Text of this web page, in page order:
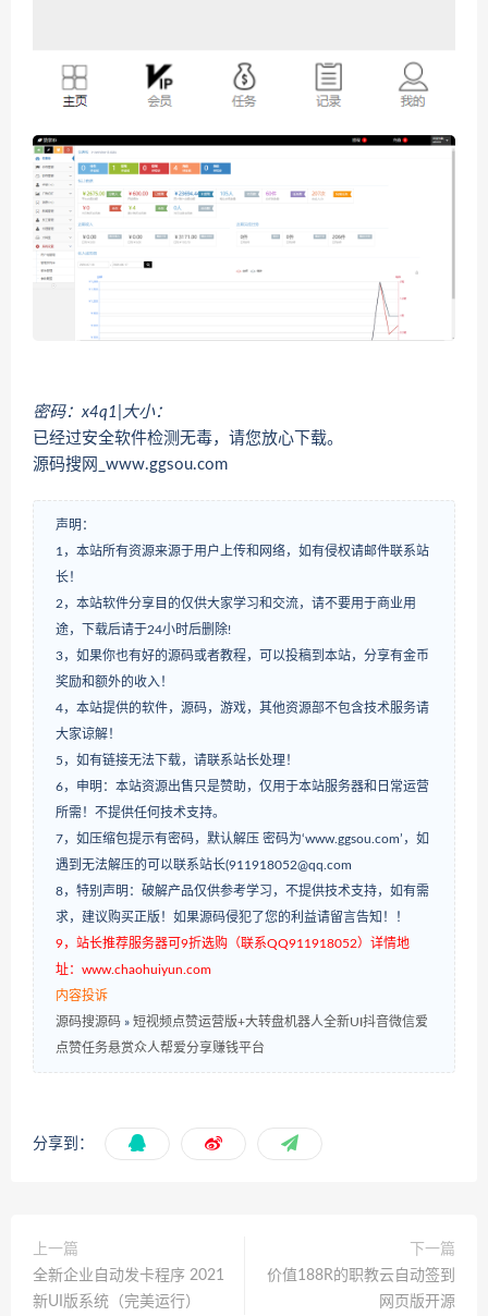
密码：x4q1 大小：
已经过安全软件检测无毒，请您放心下载。
源码搜网_www.ggsou.com
声明：
1，本站所有资源来源于用户上传和网络，如有侵权请邮件联系站
长！
2，本站软件分享目的仅供大家学习和交流，请不要用于商业用
途，下载后请于24小时后删除!
3，如果你也有好的源码或者教程，可以投稿到本站，分享有金币
奖励和额外的收入！
4，本站提供的软件，源码，游戏，其他资源部不包含技术服务请
大家谅解！
5，如有链接无法下载，请联系站长处理！
6，申明：本站资源出售只是赞助，仅用于本站服务器和日常运营
所需！不提供任何技术支持。
7，如压缩包提示有密码，默认解压 密码为‘www.ggsou.com’，如
遇到无法解压的可以联系站长(911918052@qq.com
8，特别声明：破解产品仅供参考学习，不提供技术支持，如有需
求，建议购买正版！如果源码侵犯了您的利益请留言告知！！
9，站长推荐服务器可9折选购（联系QQ911918052）详情地
址：www.chaohuiyun.com
内容投诉
源码搜源码 » 短视频点赞运营版+大转盘机器人全新UI抖音微信爱
点赞任务悬赏众人帮爱分享赚钱平台
分享到：
上一篇
全新企业自动发卡程序 2021
新UI版系统（完美运行）
下一篇
价值188R的职教云自动签到
网页版开源